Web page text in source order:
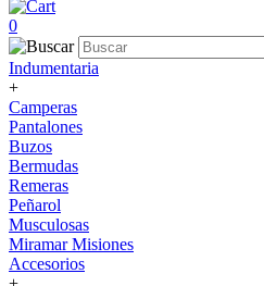
0
Indumentaria
+
Camperas
Pantalones
Buzos
Bermudas
Remeras
Peñarol
Musculosas
Miramar Misiones
Accesorios